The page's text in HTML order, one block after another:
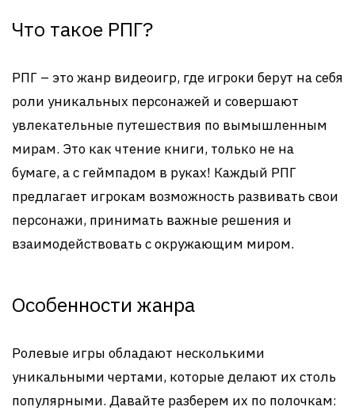
Что такое РПГ?
РПГ – это жанр видеоигр, где игроки берут на себя
роли уникальных персонажей и совершают
увлекательные путешествия по вымышленным
мирам. Это как чтение книги, только не на
бумаге, а с геймпадом в руках! Каждый РПГ
предлагает игрокам возможность развивать свои
персонажи, принимать важные решения и
взаимодействовать с окружающим миром.
Особенности жанра
Ролевые игры обладают несколькими
уникальными чертами, которые делают их столь
популярными. Давайте разберем их по полочкам: